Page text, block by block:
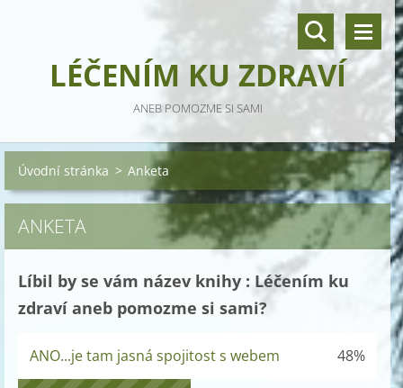
LÉČENÍM KU ZDRAVÍ
ANEB POMOZME SI SAMI
Úvodní stránka > Anketa
ANKETA
Líbil by se vám název knihy : Léčením ku
zdraví aneb pomozme si sami?
ANO...je tam jasná spojitost s webem 48%